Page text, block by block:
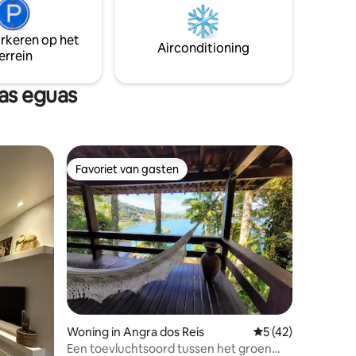
Een
voor
beddengoed en badlinnen en de
diensten van een huisvrouw. Er zijn geen
op het
Airconditioning
eguas
Favoriet van gasten
Favoriet van gasten
Woning in Angra dos Reis Gemiddelde
5 (42)
Een toevluchtsoord tussen het groen